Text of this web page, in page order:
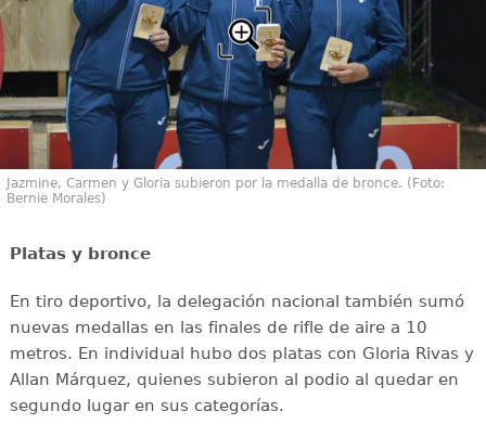
Jazmine, Carmen y Gloria subieron por la medalla de bronce. (Foto:
Bernie Morales)
Platas y bronce
En tiro deportivo, la delegación nacional también sumó
nuevas medallas en las finales de rifle de aire a 10
metros. En individual hubo dos platas con Gloria Rivas y
Allan Márquez, quienes subieron al podio al quedar en
segundo lugar en sus categorías.